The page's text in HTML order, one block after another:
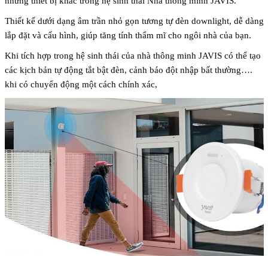
Thiết kế dưới dạng âm trần nhỏ gọn tương tự đèn downlight, dễ dàng
lắp đặt và cấu hình, giúp tăng tính thẩm mĩ cho ngôi nhà của bạn.
Khi tích hợp trong hệ sinh thái của nhà thông minh JAVIS có thể tạo
các kịch bản tự động tắt bật đèn, cảnh báo đột nhập bất thường….
khi có chuyển động một cách chính xác,